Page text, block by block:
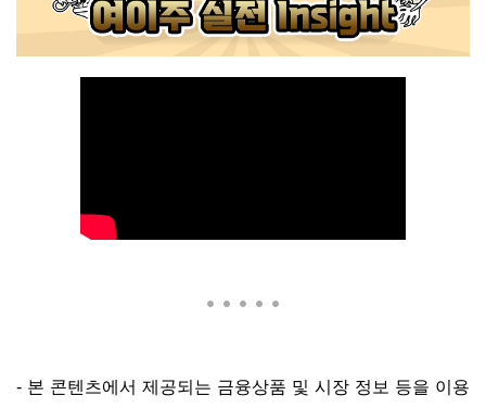
- 본 콘텐츠에서 제공되는 금융상품 및 시장 정보 등을 이용